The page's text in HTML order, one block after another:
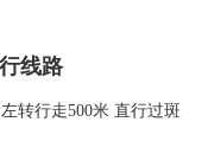
线路
转行走500米 直行过斑